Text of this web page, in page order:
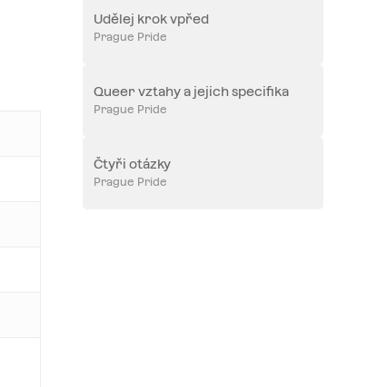
Udělej krok vpřed
Prague Pride
Queer vztahy a jejich specifika
Prague Pride
Čtyři otázky
Prague Pride